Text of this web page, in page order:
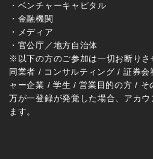
・ベンチャーキャピタル
・金融機関
・メディア
・官公庁／地方自治体
※以下の方のご参加は一切お断りさ
同業者 / コンサルティング / 証券
ャー企業 / 学生 / 営業目的の方 / そ
万が一登録が発覚した場合、アカ
ます。